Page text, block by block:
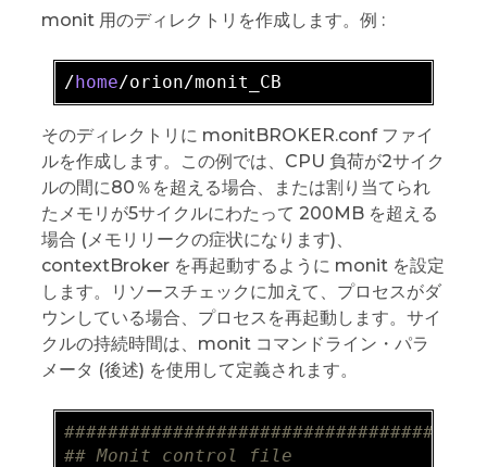
monit 用のディレクトリを作成します。例 :
/home
そのディレクトリに monitBROKER.conf ファイ
ルを作成します。この例では、CPU 負荷が2サイク
ルの間に80％を超える場合、または割り当てられ
たメモリが5サイクルにわたって 200MB を超える
場合 (メモリリークの症状になります)、
contextBroker を再起動するように monit を設定
します。リソースチェックに加えて、プロセスがダ
ウンしている場合、プロセスを再起動します。サイ
クルの持続時間は、monit コマンドライン・パラ
メータ (後述) を使用して定義されます。
####################################
## Monit control file